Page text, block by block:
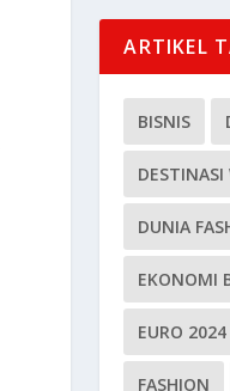
ARTIKEL
BISNIS
DUNIA
EKONOMI
EURO 2024
FASHION